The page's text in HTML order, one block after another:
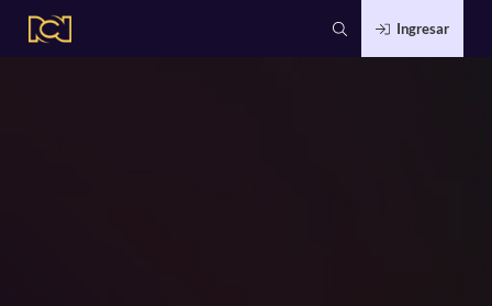
Ingresar